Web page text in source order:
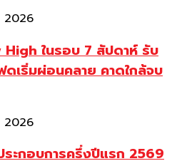
2026
ในรอบ 7 สัปดาห์ รับ
ดเริ่มผ่อนคลาย คาดใกล้จบ
2026
ะกอบการครึ่งปีแรก 2569